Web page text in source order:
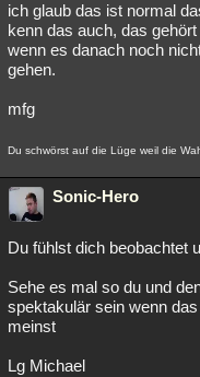
ich glaub das ist normal
kenn das auch, das
wenn es danach noch
gehen.
mfg
Du schwörst auf die Lüge weil die
Sonic-Hero
Du fühlst dich beobachtet
Sehe es mal so du und
spektakulär sein wenn
meinst
Lg Michael